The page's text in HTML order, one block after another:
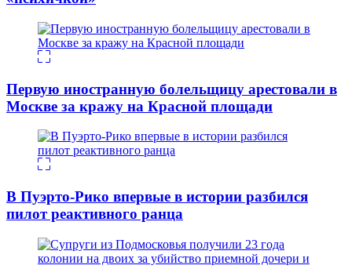
Первую иностранную болельщицу арестовали в
Москве за кражу на Красной площади
В Пуэрто-Рико впервые в истории разбился
пилот реактивного ранца